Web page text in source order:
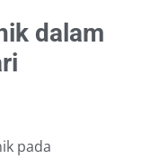
dalam